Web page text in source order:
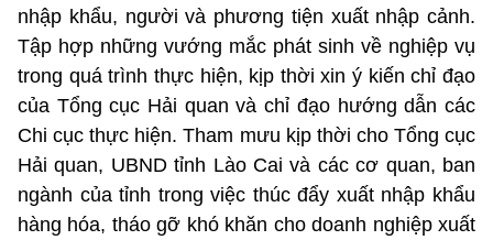
nhập khẩu, người và phương tiện xuất nhập cảnh.
Tập hợp những vướng mắc phát sinh về nghiệp vụ
trong quá trình thực hiện, kịp thời xin ý kiến chỉ đạo
của Tổng cục Hải quan và chỉ đạo hướng dẫn các
Chi cục thực hiện. Tham mưu kịp thời cho Tổng cục
Hải quan, UBND tỉnh Lào Cai và các cơ quan, ban
ngành của tỉnh trong việc thúc đẩy xuất nhập khẩu
hàng hóa, tháo gỡ khó khăn cho doanh nghiệp xuất